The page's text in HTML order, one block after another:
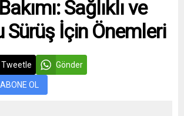
Sağlıklı ve
Sürüş İçin Önemleri
Tweetle Gönder
ABONE OL